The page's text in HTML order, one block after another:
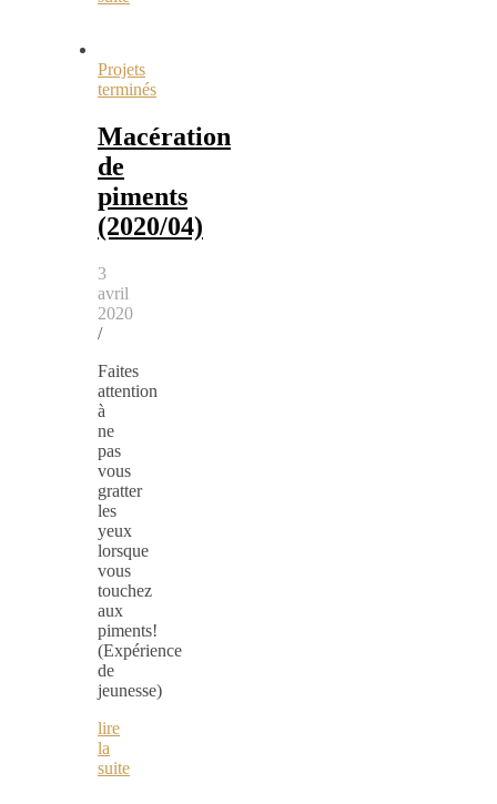
Projets
terminés
Macération
de
piments
(2020/04)
3
avril
2020
/
Faites
attention
à
ne
pas
vous
gratter
les
yeux
lorsque
vous
touchez
aux
piments!
(Expérience
de
jeunesse)
lire
la
suite